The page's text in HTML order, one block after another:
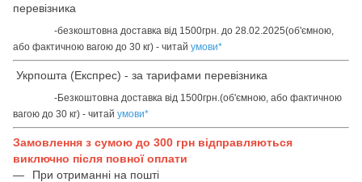
перевізника
-безкоштовна доставка від 1500грн. до 28.02.2025(об'ємною,
або фактичною вагою до 30 кг) - читай умови*
Укрпошта (Експрес) - за тарифами перевізника
-Безкоштовна доставка від 1500грн.(об'ємною, або фактичною
вагою до 30 кг) - читай умови*
Замовлення з сумою до 300 грн відправляються
виключно після повної оплати
При отриманні на пошті